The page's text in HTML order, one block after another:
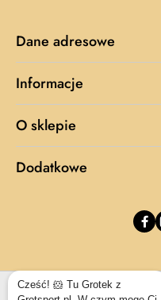
Cześć! 🐹 Tu Grotek z
Dane adresowe
Informacje
O sklepie
Dodatkowe